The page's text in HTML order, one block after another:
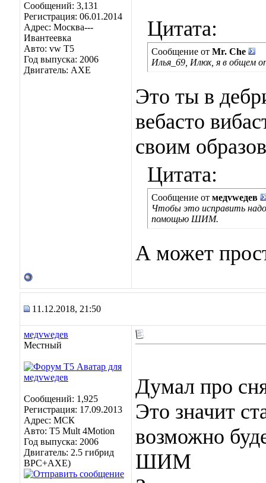
Сообщений: 3,131
Регистрация: 06.01.2014
Адрес: Москва---
Ивантеевка
Авто: vw T5
Год выпуска: 2006
Двигатель: AXE
Цитата:
Сообщение от Mr. Che
Илья_69, Илюх, я в общем
Это ты в
вебасто
своим
Цитата:
Сообщение от медvwедев
Чтобы это исправить
помощью ШИМ.
А может
11.12.2018, 21:50
медvwедев
Местный
Сообщений: 1,925
Регистрация: 17.09.2013
Адрес: МСК
Авто: Т5 Mult 4Motion
Год выпуска: 2006
Двигатель: 2.5 гибрид
BPC+AXE)
Думал про
Это значит
возможно
ШИМ